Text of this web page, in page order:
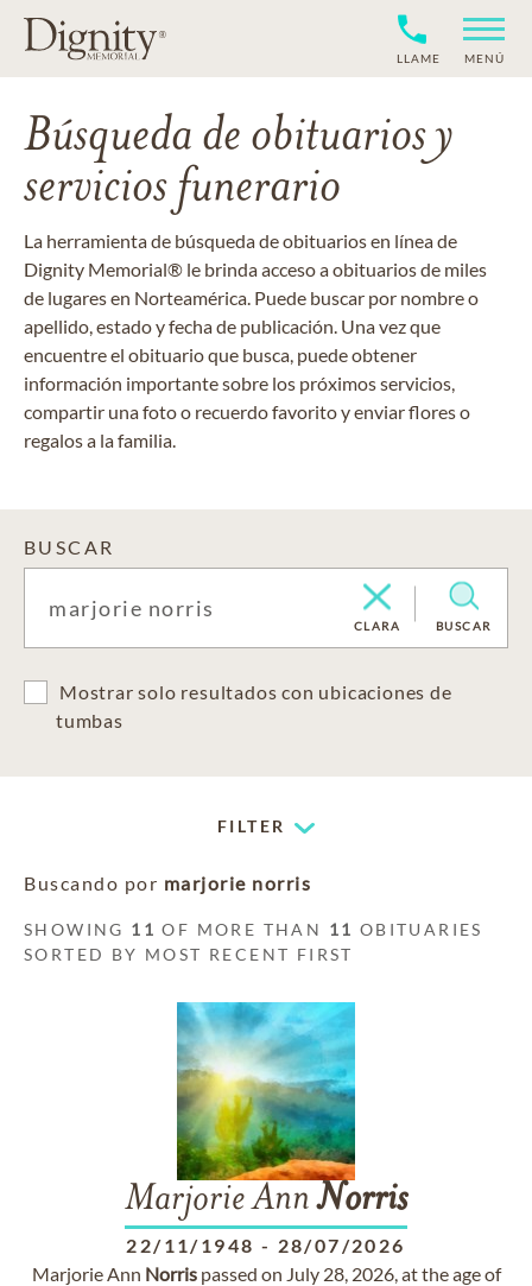
LLAME MENÚ
Búsqueda de obituarios y
servicios funerario
La herramienta de búsqueda de obituarios en línea de
Dignity Memorial® le brinda acceso a obituarios de miles
de lugares en Norteamérica. Puede buscar por nombre o
apellido, estado y fecha de publicación. Una vez que
encuentre el obituario que busca, puede obtener
información importante sobre los próximos servicios,
compartir una foto o recuerdo favorito y enviar flores o
regalos a la familia.
BUSCAR
CLARA BUSCAR
Mostrar solo resultados con ubicaciones de
tumbas
FILTER
Buscando por marjorie norris
SHOWING 11 OF MORE THAN 11 OBITUARIES
SORTED BY MOST RECENT FIRST
Marjorie AnnNorris
22/11/1948 - 28/07/2026
Marjorie Ann Norrispassed on July 28, 2026, at the age of